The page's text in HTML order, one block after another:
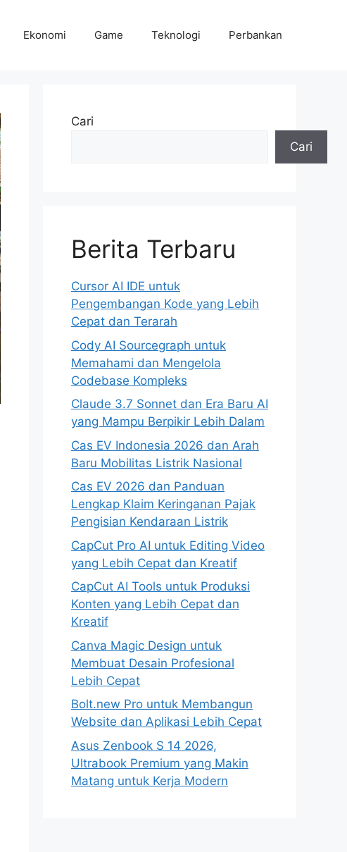
Ekonomi Game Teknologi Perbankan
Cari
Cari
Berita Terbaru
Cursor AI IDE untuk
Pengembangan Kode yang Lebih
Cepat dan Terarah
Cody AI Sourcegraph untuk
Memahami dan Mengelola
Codebase Kompleks
Claude 3.7 Sonnet dan Era Baru AI
yang Mampu Berpikir Lebih Dalam
Cas EV Indonesia 2026 dan Arah
Baru Mobilitas Listrik Nasional
Cas EV 2026 dan Panduan
Lengkap Klaim Keringanan Pajak
Pengisian Kendaraan Listrik
CapCut Pro AI untuk Editing Video
yang Lebih Cepat dan Kreatif
CapCut AI Tools untuk Produksi
Konten yang Lebih Cepat dan
Kreatif
Canva Magic Design untuk
Membuat Desain Profesional
Lebih Cepat
Bolt.new Pro untuk Membangun
Website dan Aplikasi Lebih Cepat
Asus Zenbook S 14 2026,
Ultrabook Premium yang Makin
Matang untuk Kerja Modern